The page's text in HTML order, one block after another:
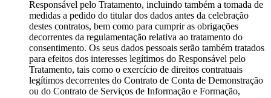
Responsável pelo Tratamento, incluindo também a tomada de
medidas a pedido do titular dos dados antes da celebração
destes contratos, bem como para cumprir as obrigações
decorrentes da regulamentação relativa ao tratamento do
consentimento. Os seus dados pessoais serão também tratados
para efeitos dos interesses legítimos do Responsável pelo
Tratamento, tais como o exercício de direitos contratuais
legítimos decorrentes do Contrato de Conta de Demonstração
ou do Contrato de Serviços de Informação e Formação,